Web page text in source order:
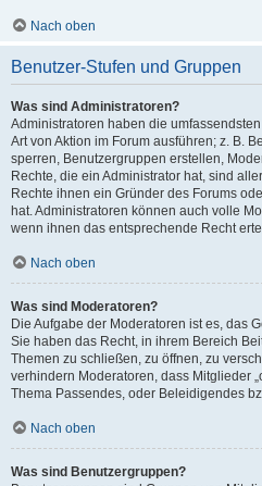
Nach oben
Benutzer-Stufen und Gruppen
Was sind Administratoren?
Administratoren haben die
Art von Aktion im Forum ausführen; z. B.
sperren, Benutzergruppen erstellen,
Rechte, die ein Administrator hat, sind
Rechte ihnen ein Gründer des Forums
hat. Administratoren können auch volle
wenn ihnen das entsprechende Recht
Nach oben
Was sind Moderatoren?
Die Aufgabe der Moderatoren ist es, das
Sie haben das Recht, in ihrem Bereich
Themen zu schließen, zu öffnen, zu
verhindern Moderatoren, dass Mitglieder
Thema Passendes, oder Beleidigendes
Nach oben
Was sind Benutzergruppen?